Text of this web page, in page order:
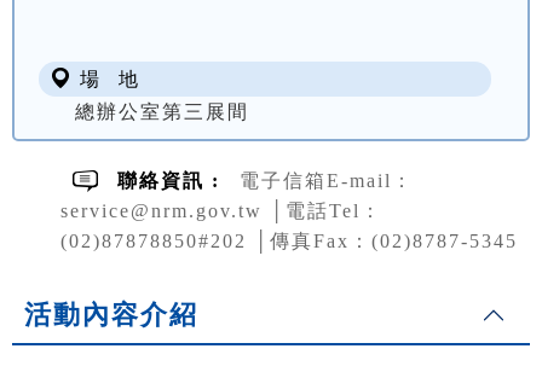
場 地
總辦公室第三展間
聯絡資訊 :
電子信箱E-mail：
service@nrm.gov.tw │電話Tel：
(02)87878850#202 │傳真Fax：(02)8787-5345
活動內容介紹